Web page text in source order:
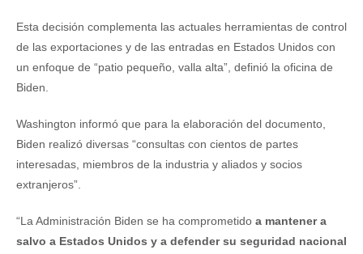
Esta decisión complementa las actuales herramientas de control
de las exportaciones y de las entradas en Estados Unidos con
un enfoque de “patio pequeño, valla alta”, definió la oficina de
Biden.
Washington informó que para la elaboración del documento,
Biden realizó diversas “consultas con cientos de partes
interesadas, miembros de la industria y aliados y socios
extranjeros”.
“La Administración Biden se ha comprometido a mantener a
salvo a Estados Unidos y a defender su seguridad nacional